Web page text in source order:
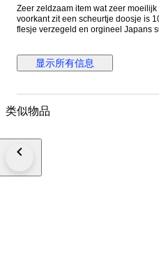
Zeer zeldzaam item wat zeer
voorkant zit een scheurtje doosje is
flesje verzegeld en orgineel Japans
beperkte aantal van uitgegeven zijn
显示所有信息
类似物品